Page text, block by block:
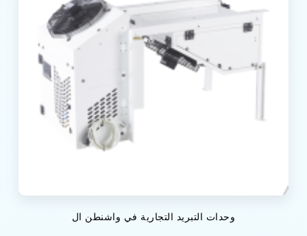
وحدات التبريد التجارية في واشنطن ال